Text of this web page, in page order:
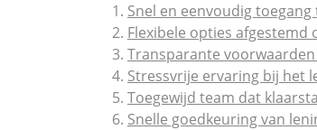
Snel en eenvoudig
Flexibele opties afgestemd
Transparante
Stressvrije ervaring bij het
Toegewijd team dat
Snelle goedkeuring van